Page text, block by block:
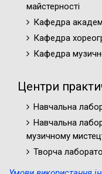
ПОРЯДОК
ЗАСІДАННЯ
2021 року
РІШЕННЯ
ЗАСІДАННЯ
грудня 2020
ПОРЯДОК
РІШЕННЯ
ЗАСІДАННЯ
листопада
майстерності
Кафедра
Кафедра
Кафедра
Центри
Навчальна
Навчальна
музичному
Творча